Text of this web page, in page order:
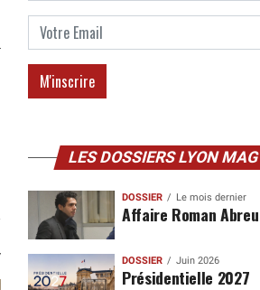
LES DOSSIERS LYON MAG
DOSSIER Le mois dernier
Affaire Roman Abreu
DOSSIER Juin 2026
Présidentielle 2027